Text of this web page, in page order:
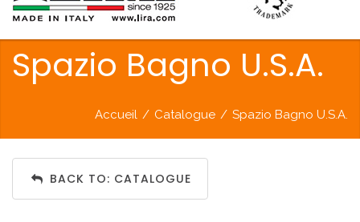
Spazio Bagno U.S.A.
Accueil / Catalogue / Spazio Bagno U.S.A.
BACK TO: CATALOGUE